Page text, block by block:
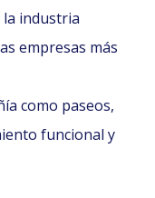
industria
empresas más
como paseos,
funcional y